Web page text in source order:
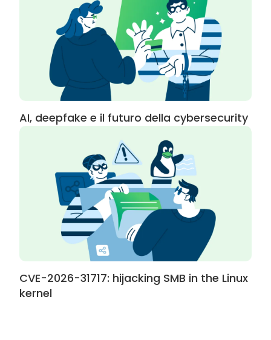
AI, deepfake e il futuro della cybersecurity
CVE-2026-31717: hijacking SMB in the Linux
kernel